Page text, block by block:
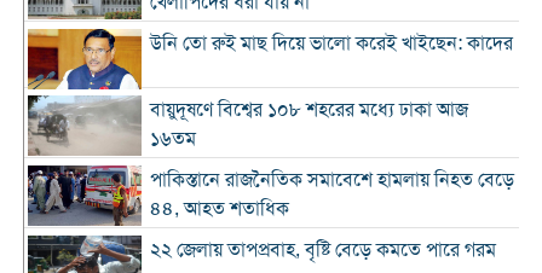
উনি তো রুই মাছ দিয়ে ভালো করেই খাইছেন: কাদের
বায়ুদূষণে বিশ্বের ১০৮ শহরের মধ্যে ঢাকা আজ
১৬তম
পাকিস্তানে রাজনৈতিক সমাবেশে হামলায় নিহত বেড়ে
৪৪, আহত শতাধিক
২২ জেলায় তাপপ্রবাহ, বৃষ্টি বেড়ে কমতে পারে গরম